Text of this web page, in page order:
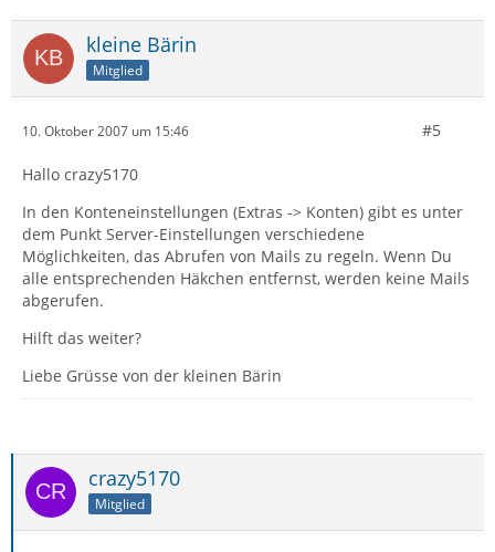
kleine Bärin
Mitglied
10. Oktober 2007 um 15:46 #5
Hallo crazy5170
In den Konteneinstellungen (Extras -> Konten) gibt es unter
dem Punkt Server-Einstellungen verschiedene
Möglichkeiten, das Abrufen von Mails zu regeln. Wenn Du
alle entsprechenden Häkchen entfernst, werden keine Mails
abgerufen.
Hilft das weiter?
Liebe Grüsse von der kleinen Bärin
crazy5170
Mitglied